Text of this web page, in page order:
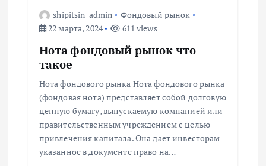
shipitsin_admin
Фондовый рынок
22 марта, 2024
611 views
Нота фондовый рынок что
такое
Нота фондового рынка Нота фондового рынка
(фондовая нота) представляет собой долговую
ценную бумагу, выпускаемую компанией или
правительственным учреждением с целью
привлечения капитала. Она дает инвесторам
указанное в документе право на…